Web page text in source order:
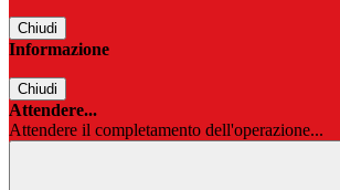
Chiudi
Informazione
Chiudi
Attendere...
Attendere il completamento dell'operazione...